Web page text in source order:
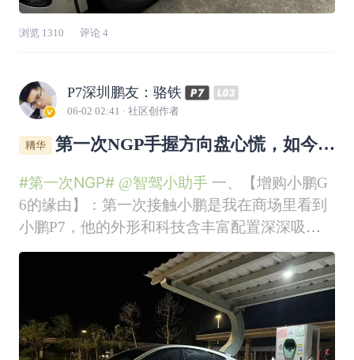
浏览 1310 评论 4
P7深圳鹏友：骆铁
06-02 02:41 · 社区创作者
第一次NGP手握方向盘心慌，如今智
#第一次NGP# @智驾小助手一、【增购小鹏G
6的缘由】：第一次接触小鹏是我在商场里看到
小鹏P7，他的外形和科技含丰富配置深深吸引
了我，当时我选配的P7是670N，所以辅助驾驶
带LCC功能。在一次高速中我使用了此功能，发
现很好用，能自动保持车道居中，并且遇到前方
有车靠近，自动减速。同时，还可以设置